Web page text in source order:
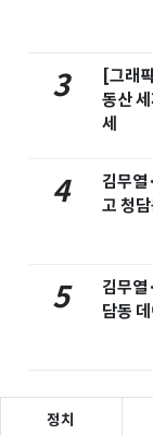
3
[그래
동산
세
4
김무열
고 청담
5
김무열
담동
정치